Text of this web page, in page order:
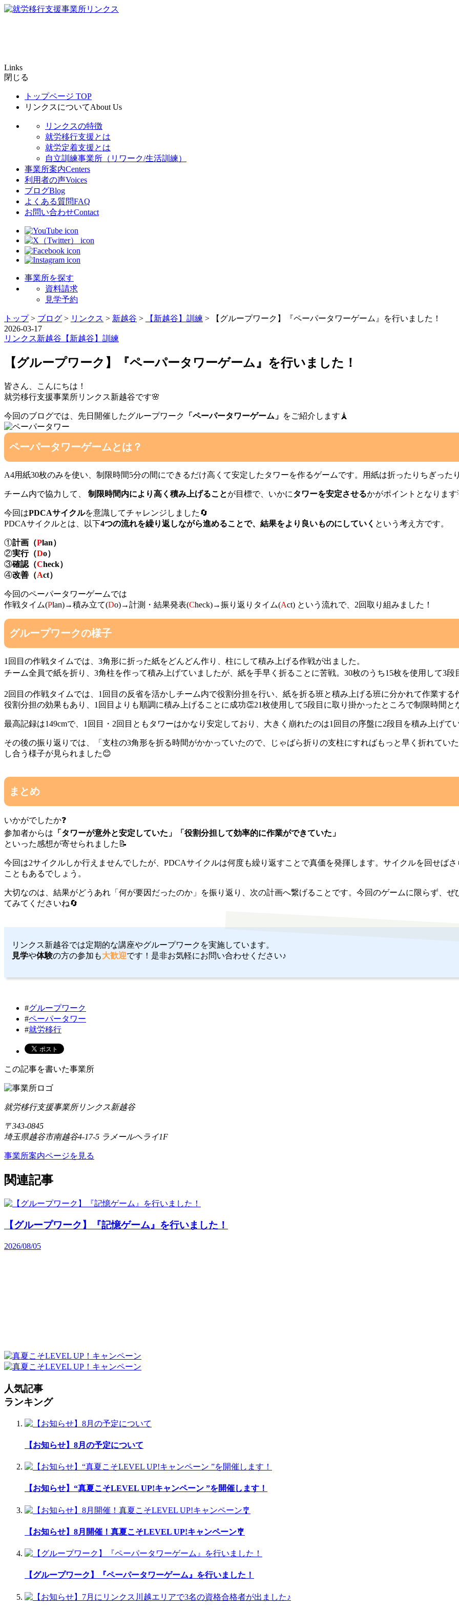
Links
閉じる
トップページ TOP
リンクスについてAbout Us
リンクスの特徴
就労移行支援とは
就労定着支援とは
自立訓練事業所（リワーク/生活訓練）
事業所案内Centers
利用者の声Voices
ブログBlog
よくある質問FAQ
お問い合わせContact
事業所を探す
資料請求
見学予約
トップ> ブログ > リンクス > 新越谷 > 【新越谷】訓練 >
【グループワーク】『ペーパータワーゲーム』を行いました！
2026-03-17
リンクス新越谷 【新越谷】訓練
【グループワーク】『ペーパータワーゲーム』を行いました！
皆さん、こんにちは！
就労移行支援事業所リンクス新越谷です🌸
今回のブログでは、先日開催したグループワーク 「ペーパータワーゲーム」 をご紹介します🗼
ペーパータワーゲームとは？
A4用紙30枚のみを使い、制限時間5分の間にできるだけ高くて安定したタワーを作るゲームです。用紙は折ったりちぎった
チーム内で協力して、 制限時間内により高く積み上げることが目標で、いかにタワーを安定させるかがポイントとなります
今回はPDCAサイクルを意識してチャレンジしました🔄
PDCAサイクルとは、以下4つの流れを繰り返しながら進めることで、結果をより良いものにしていく という考え方です。
①計画（Plan）
②実行（Do）
③確認（Check）
④改善（Act）
今回のペーパータワーゲームでは
作戦タイム(Plan)→積み立て(Do)→計測・結果発表(Check)→振り返りタイム(Act) という流れで、2回取り組みました！
グループワークの様子
1回目の作戦タイムでは、3角形に折った紙をどんどん作り、柱にして積み上げる作戦が出ました。
チーム全員で紙を折り、3角柱を作って積み上げていましたが、紙を手早く折ることに苦戦。30枚のうち15枚を使用して3
2回目の作戦タイムでは、1回目の反省を活かしチーム内で役割分担を行い、紙を折る班と積み上げる班に分かれて作業する
役割分担の効果もあり、1回目よりも順調に積み上げることに成功👏21枚使用して5段目に取り掛かったところで制限時間と
最高記録は149cmで、1回目・2回目ともタワーはかなり安定しており、大きく崩れたのは1回目の序盤に2段目を積み上げて
その後の振り返りでは、「支柱の3角形を折る時間がかかっていたので、じゃばら折りの支柱にすればもっと早く折れてい
し合う様子が見られました😊
まとめ
いかがでしたか❓️
参加者からは 「タワーが意外と安定していた」「役割分担して効率的に作業ができていた」
といった感想が寄せられました📝
今回は2サイクルしか行えませんでしたが、PDCAサイクルは何度も繰り返すことで真価を発揮します。サイクルを回せば
こともあるでしょう。
大切なのは、結果がどうあれ「何が要因だったのか」を振り返り、次の計画へ繋げることです。今回のゲームに限らず、
てみてくださいね🔄
リンクス新越谷では定期的な講座やグループワークを実施しています。
見学や体験の方の参加も大歓迎です！是非お気軽にお問い合わせください♪
#グループワーク
#ペーパータワー
#就労移行
この記事を書いた事業所
就労移行支援事業所リンクス新越谷
〒343-0845
埼玉県越谷市南越谷4-17-5 ラメールヘライ1F
事業所案内ページを見る
関連記事
【グループワーク】『記憶ゲーム』を行いました！
2026/08/05
人気記事
ランキング
【お知らせ】8月の予定について
【お知らせ】“真夏こそLEVEL UP!キャンペーン ”を開催します！
【お知らせ】8月開催！真夏こそLEVEL UP!キャンペーン🎐
【グループワーク】『ペーパータワーゲーム』を行いました！